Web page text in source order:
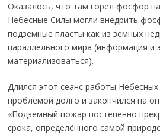
Оказалось, что там горел фосфор
Небесные Силы могли внедрить
подземные пласты как из земных
параллельного мира (информация и
материализоваться).
Длился этот сеанс работы
проблемой долго и закончился на
«Подземный пожар постепенно
срока, определённого самой